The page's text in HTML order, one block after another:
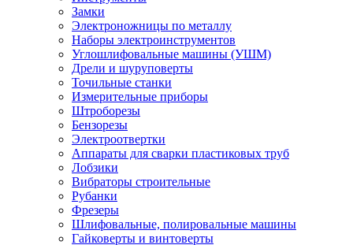
Замки
Электроножницы по металлу
Наборы электроинструментов
Углошлифовальные машины (УШМ)
Дрели и шуруповерты
Точильные станки
Измерительные приборы
Штроборезы
Бензорезы
Электроотвертки
Аппараты для сварки пластиковых труб
Лобзики
Вибраторы строительные
Рубанки
Фрезеры
Шлифовальные, полировальные машины
Гайковерты и винтоверты